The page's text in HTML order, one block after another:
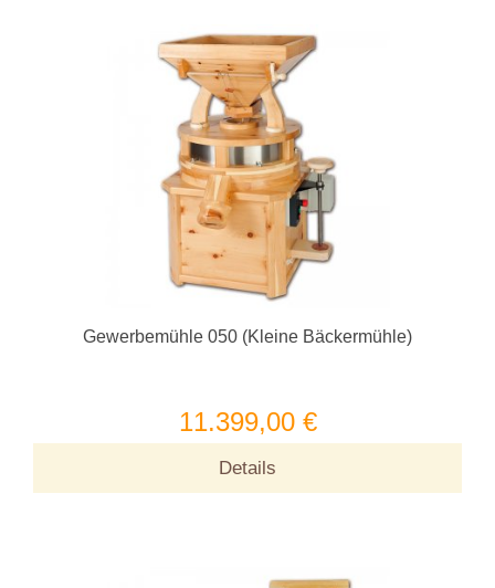
Gewerbemühle 050 (Kleine Bäckermühle)
11.399,00 €
Details